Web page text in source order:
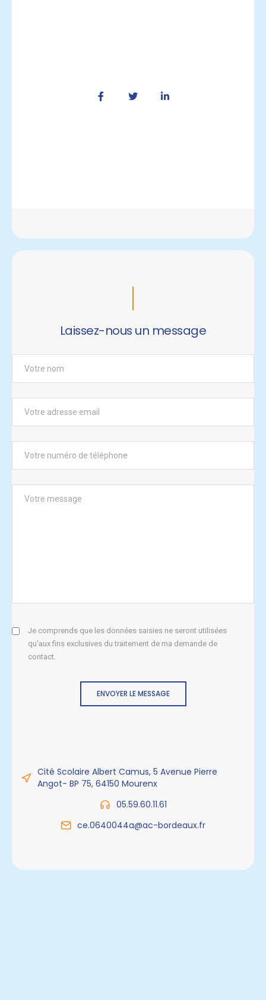
Laissez-nous un message
Je comprends que les données saisies ne seront utilisées
qu'aux fins exclusives du traitement de ma demande de
contact.
ENVOYER LE MESSAGE
Cité Scolaire Albert Camus, 5 Avenue Pierre
Angot- BP 75, 64150 Mourenx
05.59.60.11.61
ce.0640044a@ac-bordeaux.fr